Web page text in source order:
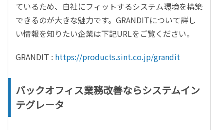
ているため、自社にフィットするシステム環境を構築
できるのが大きな魅力です。GRANDITについて詳し
い情報を知りたい企業は下記URLをご覧ください。
GRANDIT : https://products.sint.co.jp/grandit
バックオフィス業務改善ならシステムイン
テグレータ